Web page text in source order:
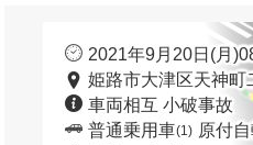
2021年9月20日(月
姫路市大津区天神町
車両相互 小破事故
普通乗用車(1) 原付